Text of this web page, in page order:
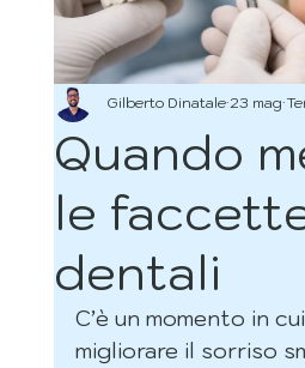
Quando
le
dentali
Gilberto Dinatale 23 mag
C’è un momento in
migliorare il sorriso